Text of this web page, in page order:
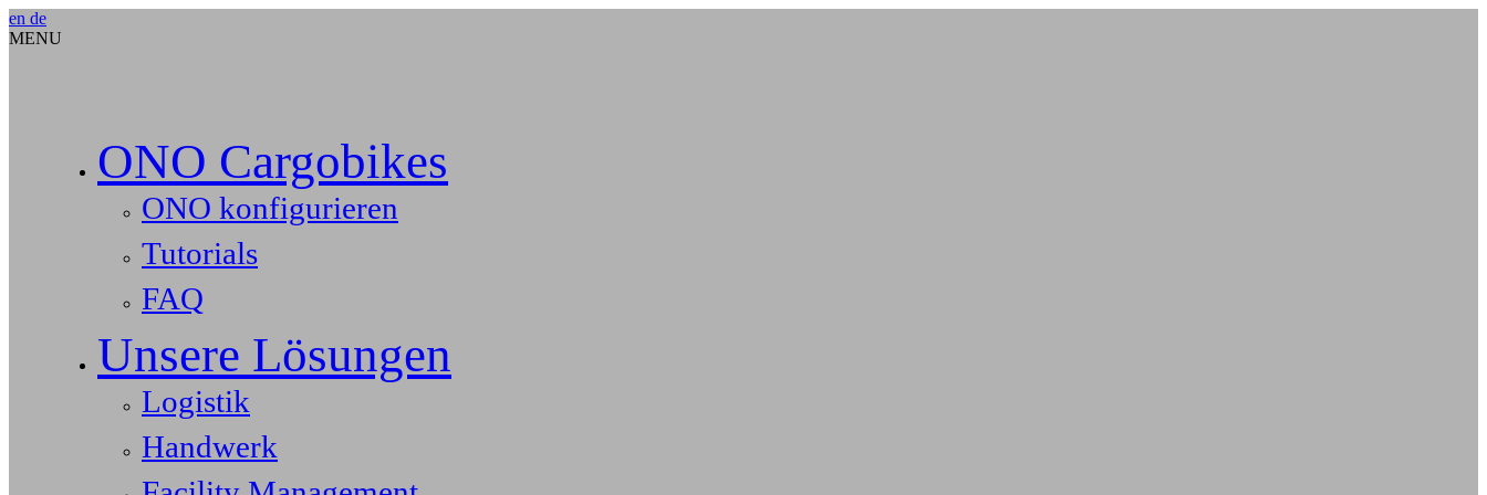
en de
MENU
ONO Cargobikes
ONO konfigurieren
Tutorials
FAQ
Unsere Lösungen
Logistik
Handwerk